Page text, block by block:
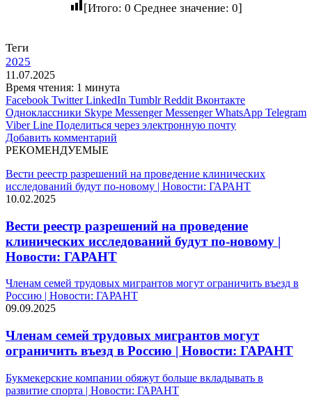
[Итого: 0 Среднее значение: 0]
Теги
2025
11.07.2025
Время чтения: 1 минута
Facebook Twitter LinkedIn Tumblr Reddit Вконтакте
Одноклассники Skype Messenger Messenger WhatsApp Telegram
Viber Line Поделиться через электронную почту
Добавить комментарий
РЕКОМЕНДУЕМЫЕ
Вести реестр разрешений на проведение клинических
исследований будут по-новому | Новости: ГАРАНТ
10.02.2025
Вести реестр разрешений на проведение
клинических исследований будут по-новому |
Новости: ГАРАНТ
Членам семей трудовых мигрантов могут ограничить въезд в
Россию | Новости: ГАРАНТ
09.09.2025
Членам семей трудовых мигрантов могут
ограничить въезд в Россию | Новости: ГАРАНТ
Букмекерские компании обяжут больше вкладывать в
развитие спорта | Новости: ГАРАНТ